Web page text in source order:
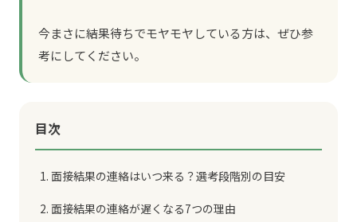
今まさに結果待ちでモヤモヤしている方は、ぜひ参
考にしてください。
目次
1. 面接結果の連絡はいつ来る？選考段階別の目安
2. 面接結果の連絡が遅くなる7つの理由